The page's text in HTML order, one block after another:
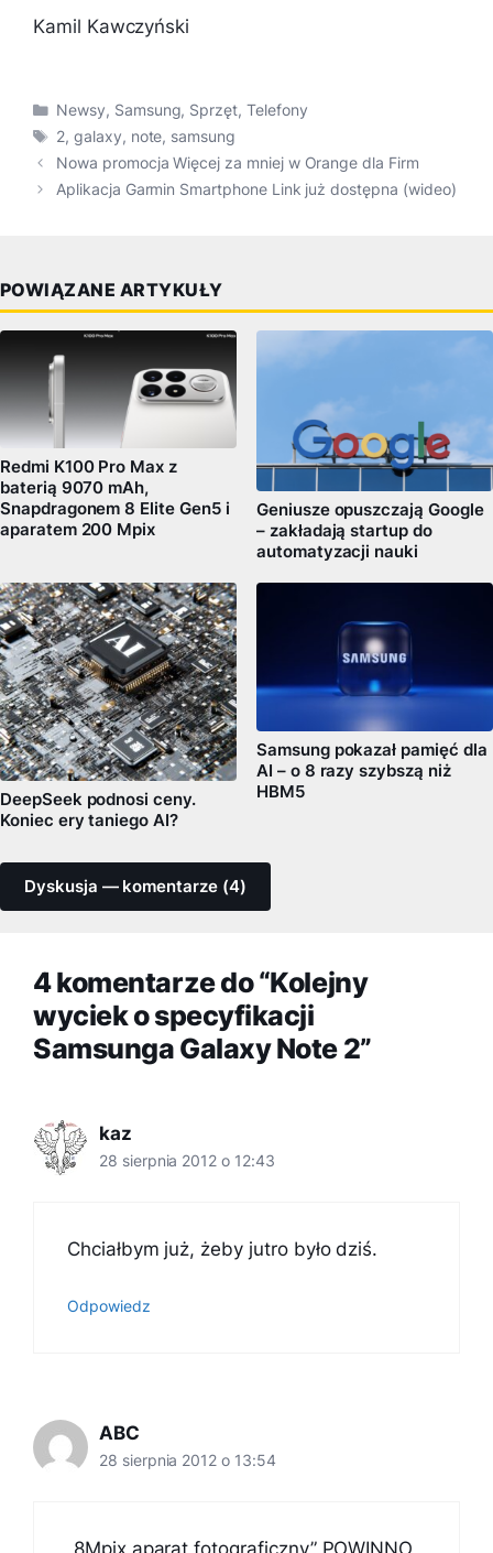
Kamil Kawczyński
Kategorie
Newsy, Samsung, Sprzęt, Telefony
Tagi
2,galaxy, note, samsung
Nowa promocja Więcej za mniej w Orange dla Firm
Aplikacja Garmin Smartphone Link już dostępna (wideo)
POWIĄZANE ARTYKUŁY
Redmi K100 Pro Max z
baterią 9070 mAh,
Snapdragonem 8 Elite Gen5 i
aparatem 200 Mpix
Geniusze opuszczają Google
– zakładają startup do
automatyzacji nauki
DeepSeek podnosi ceny.
Koniec ery taniego AI?
Samsung pokazał pamięć dla
AI – o 8 razy szybszą niż
HBM5
Dyskusja — komentarze (4)
4 komentarze do “Kolejny
wyciek o specyfikacji
Samsunga Galaxy Note 2”
kaz
28 sierpnia 2012 o 12:43
Chciałbym już, żeby jutro było dziś.
Odpowiedz
ABC
28 sierpnia 2012 o 13:54